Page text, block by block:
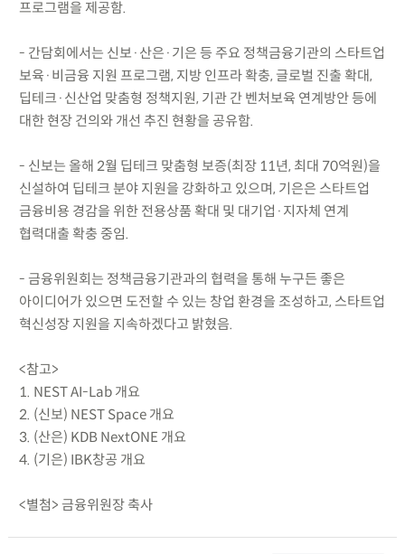
프로그램을 제공함.
- 간담회에서는 신보·산은·기은 등 주요 정책금융기관의 스타트업
보육·비금융 지원 프로그램, 지방 인프라 확충, 글로벌 진출 확대,
딥테크·신산업 맞춤형 정책지원, 기관 간 벤처보육 연계방안 등에
대한 현장 건의와 개선 추진 현황을 공유함.
- 신보는 올해 2월 딥테크 맞춤형 보증(최장 11년, 최대 70억원)을
신설하여 딥테크 분야 지원을 강화하고 있으며, 기은은 스타트업
금융비용 경감을 위한 전용상품 확대 및 대기업·지자체 연계
협력대출 확충 중임.
- 금융위원회는 정책금융기관과의 협력을 통해 누구든 좋은
아이디어가 있으면 도전할 수 있는 창업 환경을 조성하고, 스타트업
혁신성장 지원을 지속하겠다고 밝혔음.
<참고>
1. NEST AI-Lab 개요
2. (신보) NEST Space 개요
3. (산은) KDB NextONE 개요
4. (기은) IBK창공 개요
<별첨> 금융위원장 축사